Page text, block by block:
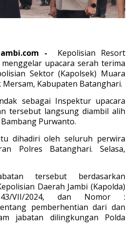
- Kepolisian Resort
upacara serah terima
Sektor (Kapolsek) Muara
Mersam, Kabupaten Batanghari.
sebagai Inspektur upacara
tersebut langsung diambil alih
Purwanto.
dihadiri oleh seluruh perwira
Polres Batanghari. Selasa,
tersebut berdasarkan
Daerah Jambi (Kapolda)
VII/2024, dan Nomor :
pemberhentian dari dan
jabatan dilingkungan Polda